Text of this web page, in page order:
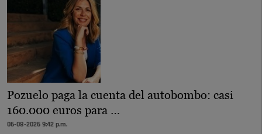
Pozuelo paga la cuenta del autobombo: casi
160.000 euros para …
06-08-2026 9:42 p.m.